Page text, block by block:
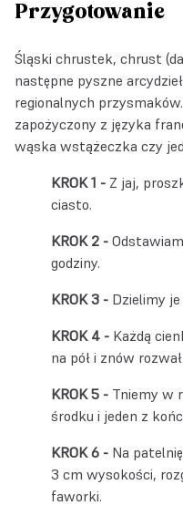
Przygotowanie
Śląski chrustek, chrust
następne pyszne
regionalnych
zapożyczony z języka
wąska wstążeczka czy
Z jaj,
ciasto.
godziny.
Dzielimy
Każdą
na pół i znów
Tniemy w
środku i jeden z
Na
3 cm wysokości,
faworki.